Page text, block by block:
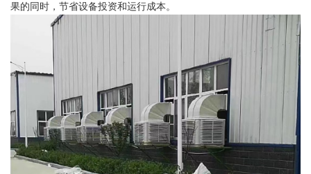
果的同时，节省设备投资和运行成本。